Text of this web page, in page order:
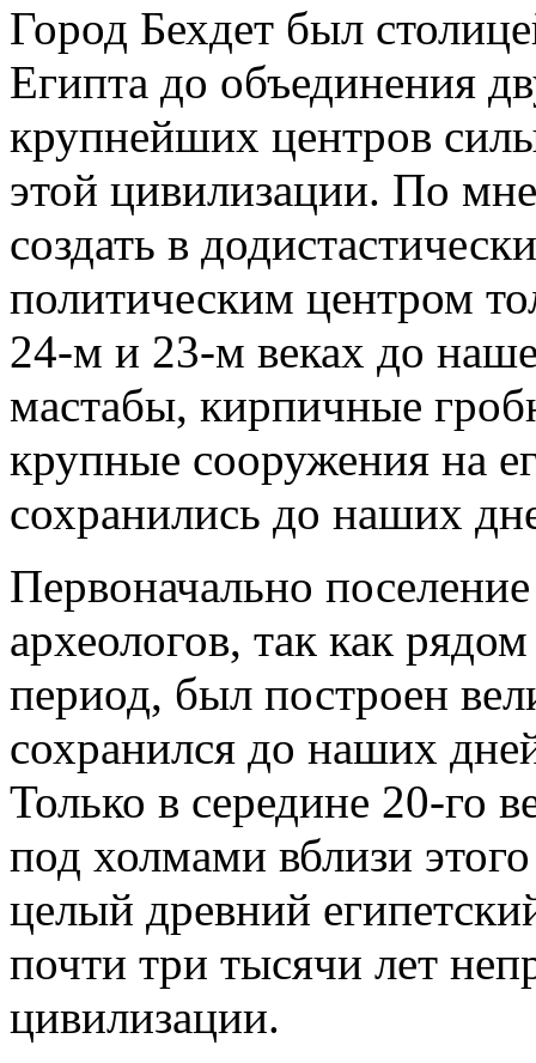
Город Бехдет был
Египта до объединения
крупнейших центров
этой цивилизации. По
создать в
политическим центром
24-м и 23-м веках до
мастабы, кирпичные
крупные сооружения на
сохранились до наших
Первоначально
археологов, так как
период, был построен
сохранился до наших
Только в середине 20-го
под холмами вблизи
целый древний
почти три тысячи лет
цивилизации.